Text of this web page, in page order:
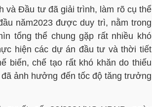
và Đầu tư đã giải trình, làm rõ cụ thể
năm2023 được duy trì, nằm trong
tổng thể chung gặp rất nhiều khó
hiện các dự án đầu tư và thời tiết
biến, chế tạo rất khó khăn do thiếu
ảnh hưởng đến tốc độ tăng trưởng